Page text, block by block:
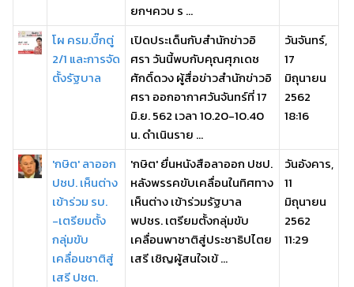
ยกฯควบ ร ...
โผ ครม.บิ๊กตู่
2/1 และการจัด
ตั้งรัฐบาล
เปิดประเด็นกับสำนักข่าวอิ
ศรา วันนี้พบกับคุณศุภเดช
ศักดิ์ดวง ผู้สื่อข่าวสำนักข่าวอิ
ศรา ออกอากาศวันจันทร์ที่ 17
มิ.ย. 562 เวลา 10.20-10.40
น. ดำเนินราย ...
วันจันทร์,
17
มิถุนายน
2562
18:16
'กษิต' ลาออก
ปชป. เห็นต่าง
เข้าร่วม รบ.
-เตรียมตั้ง
กลุ่มขับ
เคลื่อนชาติสู่
เสรี ปชต.
'กษิต' ยื่นหนังสือลาออก ปชป.
หลังพรรคขับเคลื่อนในทิศทาง
เห็นต่าง เข้าร่วมรัฐบาล
พปชร. เตรียมตั้งกลุ่มขับ
เคลื่อนพาชาติสู่ประชาธิปไตย
เสรี เชิญผู้สนใจเข้ ...
วันอังคาร,
11
มิถุนายน
2562
11:29